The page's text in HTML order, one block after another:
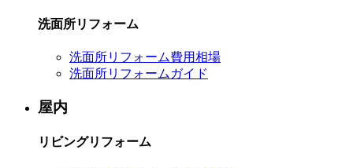
洗面所リフォーム
洗面所リフォーム費用相場
洗面所リフォームガイド
屋内
リビングリフォーム